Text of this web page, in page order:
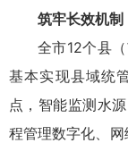
筑牢长效机
全市12个县
基本实现县域统
点，智能监测水
程管理数字化、网